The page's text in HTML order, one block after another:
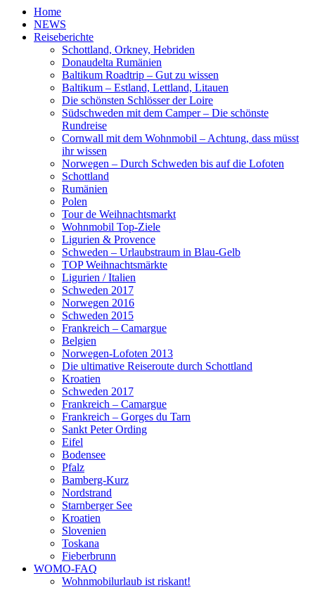
Home
NEWS
Reiseberichte
Schottland, Orkney, Hebriden
Donaudelta Rumänien
Baltikum Roadtrip – Gut zu wissen
Baltikum – Estland, Lettland, Litauen
Die schönsten Schlösser der Loire
Südschweden mit dem Camper – Die schönste
Rundreise
Cornwall mit dem Wohnmobil – Achtung, dass müsst
ihr wissen
Norwegen – Durch Schweden bis auf die Lofoten
Schottland
Rumänien
Polen
Tour de Weihnachtsmarkt
Wohnmobil Top-Ziele
Ligurien & Provence
Schweden – Urlaubstraum in Blau-Gelb
TOP Weihnachtsmärkte
Ligurien / Italien
Schweden 2017
Norwegen 2016
Schweden 2015
Frankreich – Camargue
Belgien
Norwegen-Lofoten 2013
Die ultimative Reiseroute durch Schottland
Kroatien
Schweden 2017
Frankreich – Camargue
Frankreich – Gorges du Tarn
Sankt Peter Ording
Eifel
Bodensee
Pfalz
Bamberg-Kurz
Nordstrand
Starnberger See
Kroatien
Slovenien
Toskana
Fieberbrunn
WOMO-FAQ
Wohnmobilurlaub ist riskant!